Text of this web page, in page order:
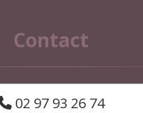
Contact
02 97 93 26 74